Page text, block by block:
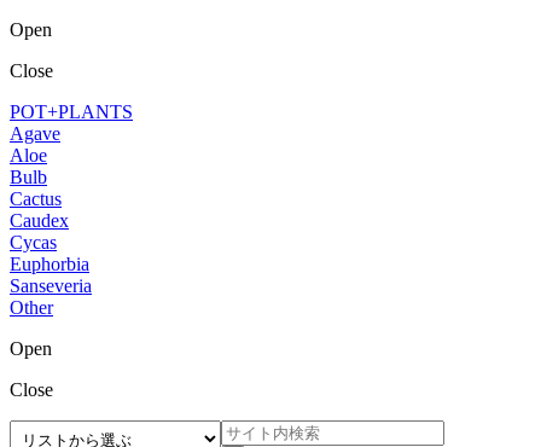
Open
Close
POT+PLANTS
Agave
Aloe
Bulb
Cactus
Caudex
Cycas
Euphorbia
Sanseveria
Other
Open
Close